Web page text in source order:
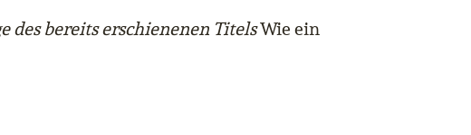
des bereits erschienenen TitelsWie ein